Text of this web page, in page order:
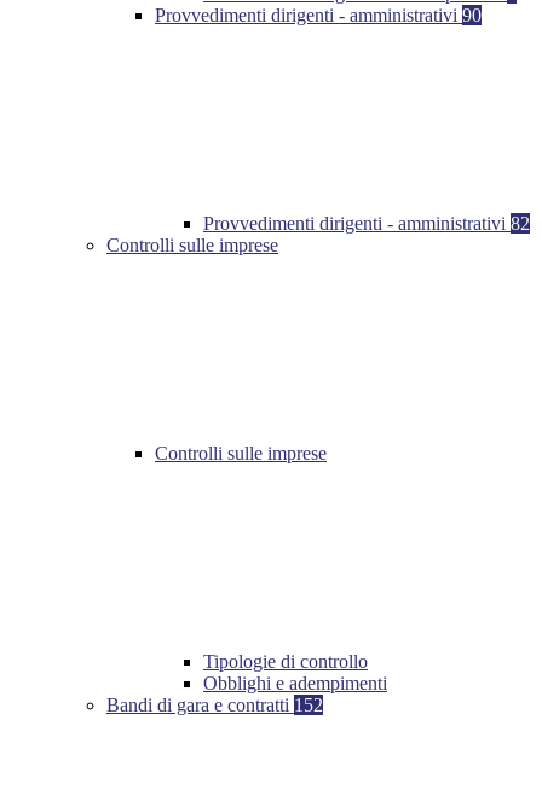
Provvedimenti dirigenti - amministrativi 90
Provvedimenti dirigenti - amministrativi 82
Controlli sulle imprese
Controlli sulle imprese
Tipologie di controllo
Obblighi e adempimenti
Bandi di gara e contratti 152